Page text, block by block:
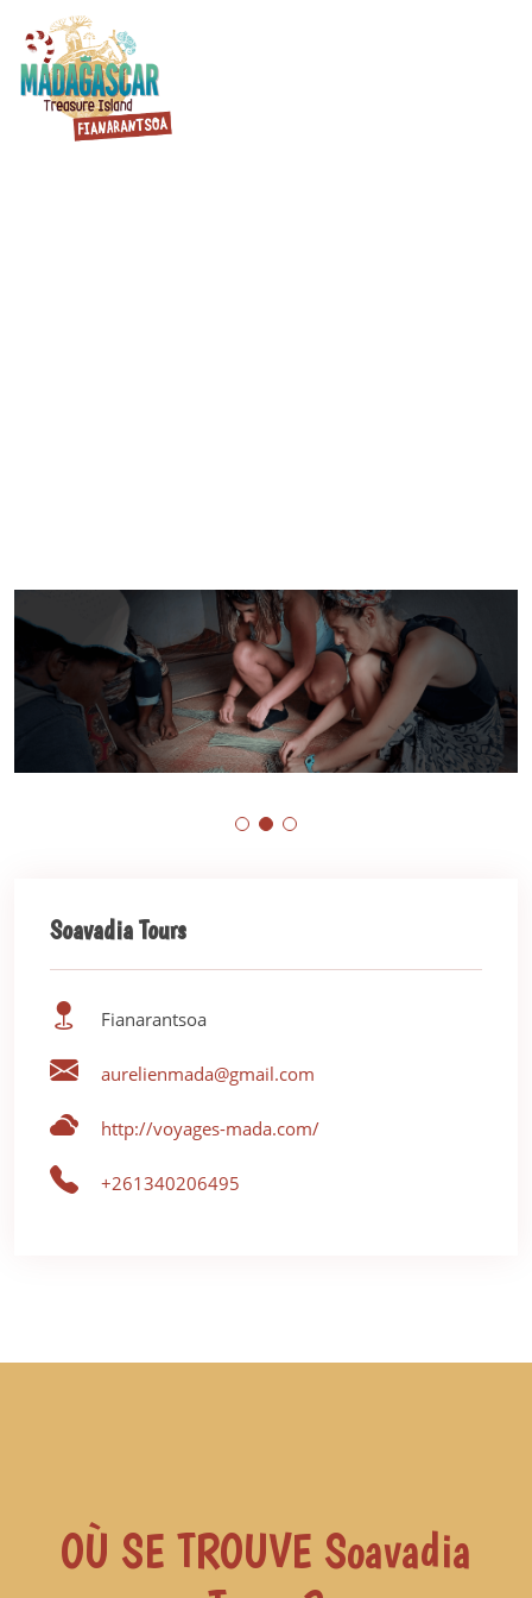
Soavadia Tours
Fianarantsoa
aurelienmada@gmail.com
http://voyages-mada.com/
+261340206495
OÙ SE TROUVE Soavadia